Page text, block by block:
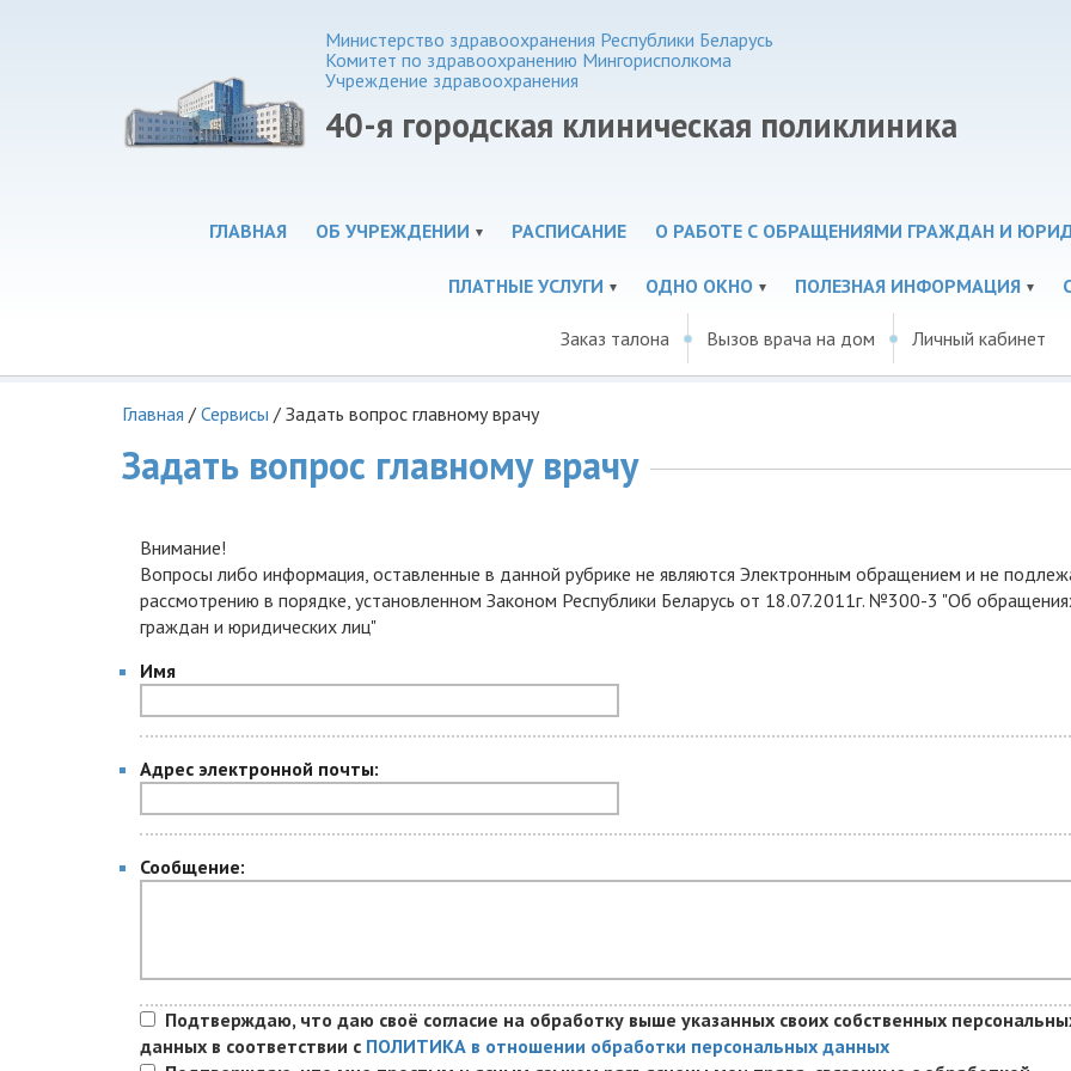
Министерство здравоохранения Республики Беларусь
Комитет по здравоохранению Мингорисполкома
Учреждение здравоохранения
40-я городская клиническая поликлиника
ГЛАВНАЯ ОБ УЧРЕЖДЕНИИ РАСПИСАНИЕ О РАБОТЕ С ОБРАЩЕНИЯМИ ГРАЖДАН И
ПЛАТНЫЕ УСЛУГИ ОДНО ОКНО ПОЛЕЗНАЯ ИНФОРМАЦИЯ
Заказ талона Вызов врача на дом Личный кабинет
Главная / Сервисы / Задать вопрос главному врачу
Задать вопрос главному врачу
Внимание!
Вопросы либо информация, оставленные в данной рубрике не являются Электронным обращением и не
рассмотрению в порядке, установленном Законом Республики Беларусь от 18.07.2011г. №300-3 "Об
граждан и юридических лиц"
Имя
Адрес электронной почты:
Сообщение:
Подтверждаю, что даю своё согласие на обработку выше указанных своих собственных
данных в соответствии с ПОЛИТИКА в отношении обработки персональных данных